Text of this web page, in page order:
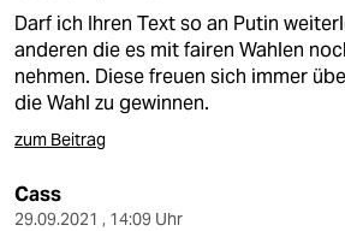
Darf ich Ihren Text so an Putin
anderen die es mit fairen Wahlen
nehmen. Diese freuen sich immer
die Wahl zu gewinnen.
zum Beitrag
Cass
29.09.2021 , 14:09 Uhr